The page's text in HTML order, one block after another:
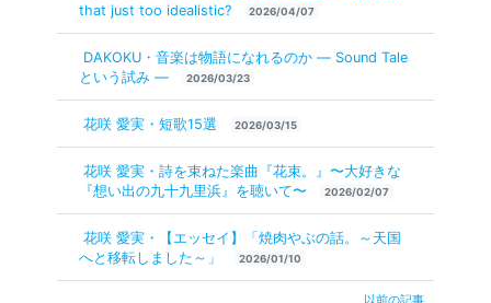
that just too idealistic?
2026/04/07
DAKOKU・音楽は物語になれるのか ― Sound Tale
という試み ―
2026/03/23
花咲 愛実・短歌15選 2026/03/15
花咲 愛実・詩を束ねた楽曲『花束。』〜大好きな
『想い出の九十九里浜』を聴いて〜
2026/02/07
花咲 愛実・【エッセイ】「焼肉やぶの話。～天国
へと移転しました～」
2026/01/10
以前の記事